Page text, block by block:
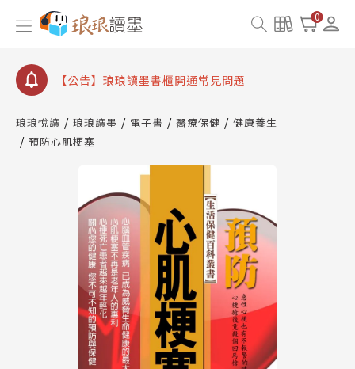
0
【公告】因 Readmoo 讀墨系統維護中，本站同步暫
停部分閱讀服務
【公告】琅琅讀墨數位閱讀資產合併與書櫃開通申請
【公告】琅琅讀墨書櫃開通常見問題
請圖文教學
【公告】琅琅書店服務升級重要說明及資產合併結果
查詢
【公告】因 Readmoo 讀墨系統維護中，本站同步暫
琅琅悅讀 琅琅讀墨 電子書 醫療保健
健康養生
預防心肌梗塞